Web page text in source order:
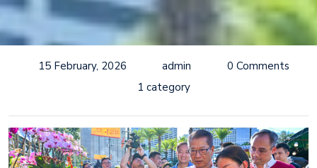
15 February, 2026 admin
0 Comments
1 category